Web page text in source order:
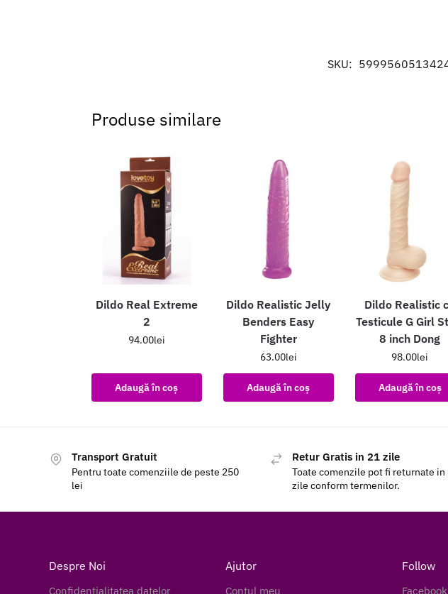
SKU:
Produse similare
Dildo Real Extreme
2
94.00lei
Adaugă în coș
Dildo Realistic Jelly
Benders Easy
Fighter
63.00lei
Adaugă în coș
Dildo Realistic
Testicule G Girl
8 inch Dong
98.00lei
Adaugă în coș
Transport Gratuit
Pentru toate comenziile de peste 250
lei
Retur Gratis in 21 zile
Toate comenzile pot fi returnate in
zile conform termenilor.
Despre Noi
Confidentialitatea datelor
Ajutor
Contul meu
Follow
Facebook